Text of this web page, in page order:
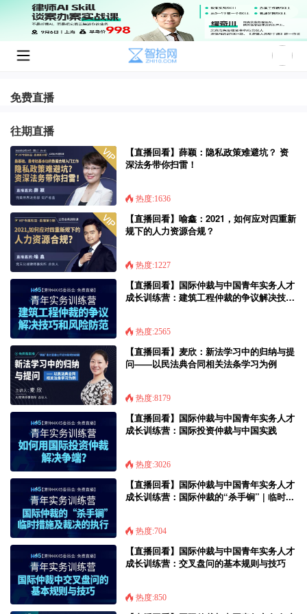
免费直播
往期直播
【直播回看】薛颖：隐私政策难避坑？ 资
深法务带你扫雷！
热度:1636
【直播回看】喻鑫：2021，如何应对四重新
规下的人力资源合规？
热度:1227
【直播回看】国际仲裁与中国青年实务人才
成长训练营：建筑工程仲裁的争议解决技巧
热度:2565
【直播回看】麦欣：新法学习中的归纳与提
问——以民法典合同相关法条学习为例
热度:8179
【直播回看】国际仲裁与中国青年实务人才
成长训练营：国际投资仲裁与中国实践
热度:3026
【直播回看】国际仲裁与中国青年实务人才
成长训练营：国际仲裁的“杀手锏” | 临时...
热度:704
【直播回看】国际仲裁与中国青年实务人才
成长训练营：交叉盘问的基本规则与技巧
热度:850